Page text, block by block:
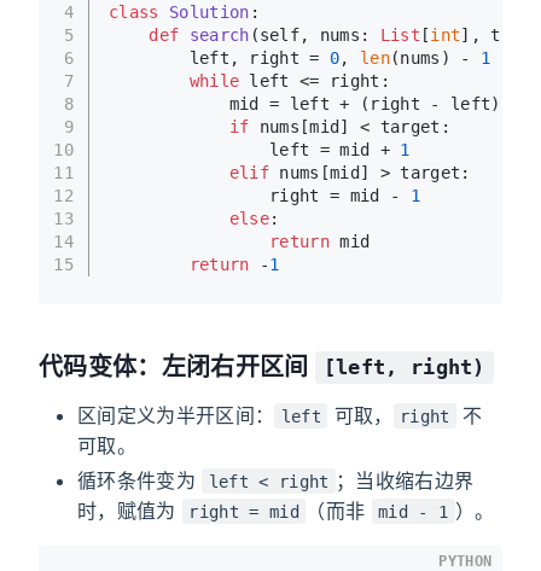
4
5
6
7
8
9
10
11
12
13
14
15
class Solution :
def
search (self, nums: List [int],
        left, right =
0, len(nums) - 1
while left <= right:
            mid = left + (right - left) //
if nums[mid] < target:
                left = mid +
1
elif nums[mid] > target:
                right = mid -
1
else:
return mid
return -1
代码变体：左闭右开区间
[left, right)
区间定义为半开区间：
left 可取， right
不
可取。
循环条件变为
left < right
；当收缩右边界
时，赋值为
right = mid （而非 mid - 1 ）。
PYTHON